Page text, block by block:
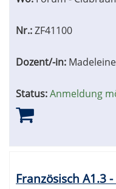
Nr.:ZF41100
Dozent/-in:
Status:Anmeldung
Französisch A1.3